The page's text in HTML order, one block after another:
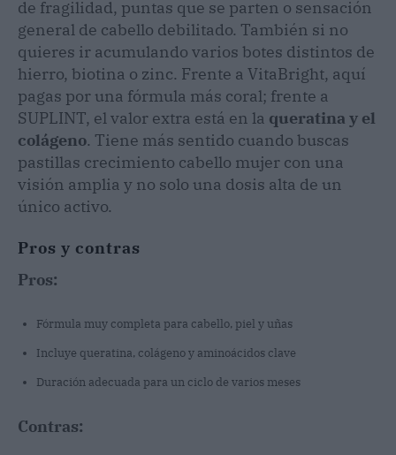
de fragilidad, puntas que se parten o sensación
general de cabello debilitado. También si no
quieres ir acumulando varios botes distintos de
hierro, biotina o zinc. Frente a VitaBright, aquí
pagas por una fórmula más coral; frente a
SUPLINT, el valor extra está en la queratina y el
colágeno. Tiene más sentido cuando buscas
pastillas crecimiento cabello mujer con una
visión amplia y no solo una dosis alta de un
único activo.
Pros y contras
Pros:
Fórmula muy completa para cabello, piel y uñas
Incluye queratina, colágeno y aminoácidos clave
Duración adecuada para un ciclo de varios meses
Contras: